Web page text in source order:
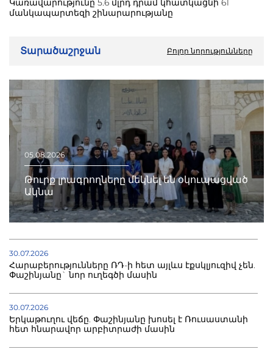
մանկապարտեզի շինարարությանը
Տարածաշրջան Բոլոր նորությունները
05.08.2026
Թուրք լրագրողները մեկնել են օկուպացված
Ակնա
30.07.2026
Հարաբերությունները ՌԴ-ի հետ այլևս էքսկլյուզիվ չեն.
Փաշինյանը` նոր ուղեգծի մասին
30.07.2026
Երկաթուղու վեճը. Փաշինյանը խոսել է Ռուսաստանի
հետ հնարավոր արբիտրաժի մասին